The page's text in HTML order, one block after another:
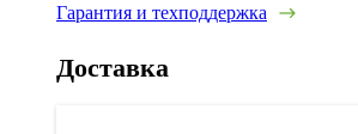
Гарантия и техподдержка
Доставка